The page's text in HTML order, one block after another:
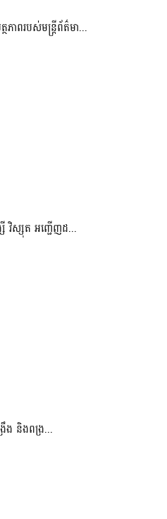
ាពរបស់មន្ត្រីព័ត៌មា...
សី វិស្សុត អញ្ជើញដ...
ង្រឹង និងពង្រ...